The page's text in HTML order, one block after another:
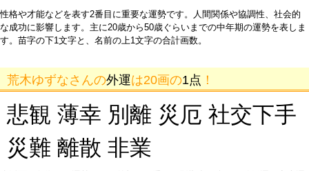
性格や才能などを表す2番目に重要な運勢です。人間関係や協調性、社会的
な成功に影響します。主に20歳から50歳ぐらいまでの中年期の運勢を表しま
す。苗字の下1文字と、名前の上1文字の合計画数。
荒木ゆずなさんの外運は20画の1点 ！
悲観 薄幸 別離 災厄 社交下手
災難 離散 非業